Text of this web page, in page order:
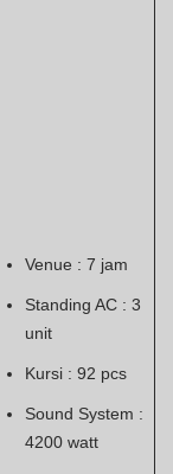
Venue : 7 jam
Standing AC : 3
unit
Kursi : 92 pcs
Sound System :
4200 watt